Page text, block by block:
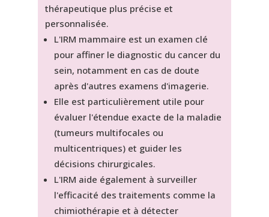
thérapeutique plus précise et
personnalisée.
L'IRM mammaire est un examen clé
pour affiner le diagnostic du cancer du
sein, notamment en cas de doute
après d'autres examens d'imagerie.
Elle est particulièrement utile pour
évaluer l'étendue exacte de la maladie
(tumeurs multifocales ou
multicentriques) et guider les
décisions chirurgicales.
L'IRM aide également à surveiller
l'efficacité des traitements comme la
chimiothérapie et à détecter